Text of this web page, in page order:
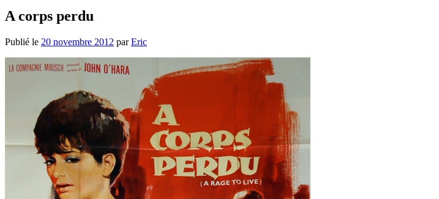
A corps perdu
Publié le 20 novembre 2012 parEric